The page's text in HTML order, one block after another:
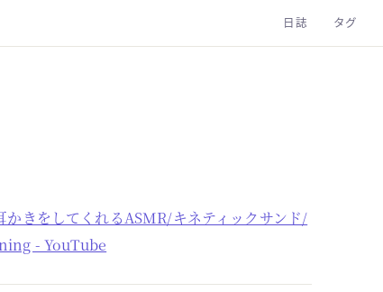
日誌 タグ
かきをしてくれるASMR/キネティックサンド/
- YouTube